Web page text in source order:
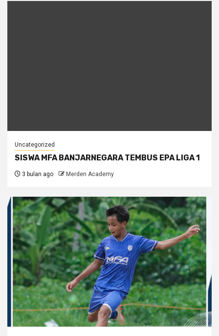
Uncategorized
SISWA MFA BANJARNEGARA TEMBUS EPA LIGA 1
3 bulan ago Merden Academy